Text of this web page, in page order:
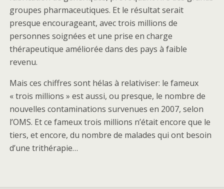
groupes pharmaceutiques. Et le résultat serait
presque encourageant, avec trois millions de
personnes soignées et une prise en charge
thérapeutique améliorée dans des pays à faible
revenu.
Mais ces chiffres sont hélas à relativiser: le fameux
« trois millions » est aussi, ou presque, le nombre de
nouvelles contaminations survenues en 2007, selon
l’OMS. Et ce fameux trois millions n’était encore que le
tiers, et encore, du nombre de malades qui ont besoin
d’une trithérapie…